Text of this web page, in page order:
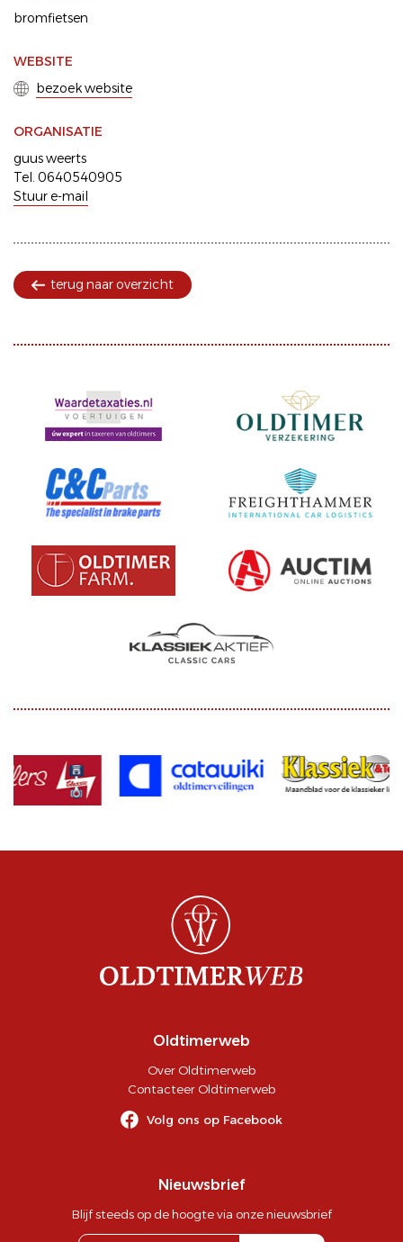
bromfietsen
WEBSITE
bezoek website
ORGANISATIE
guus weerts
Tel. 0640540905
Stuur e-mail
terug naar overzicht
Oldtimerweb
Over Oldtimerweb
Contacteer Oldtimerweb
Volg ons op Facebook
Nieuwsbrief
Blijf steeds op de hoogte via onze nieuwsbrief